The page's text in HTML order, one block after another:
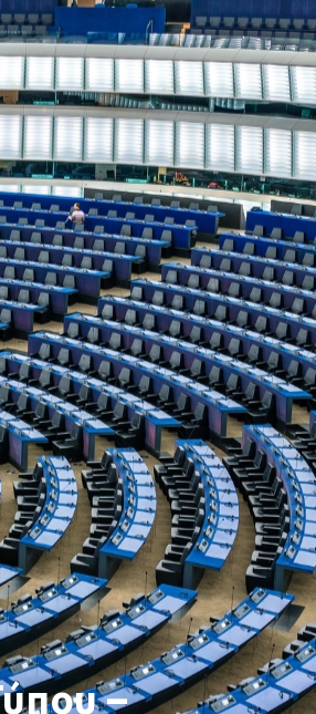
–